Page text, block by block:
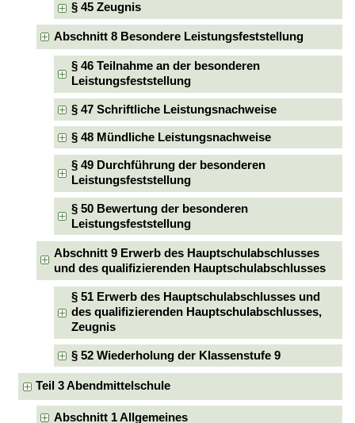
§ 45 Zeugnis
Abschnitt 8 Besondere Leistungsfeststellung
§ 46 Teilnahme an der besonderen
Leistungsfeststellung
§ 47 Schriftliche Leistungsnachweise
§ 48 Mündliche Leistungsnachweise
§ 49 Durchführung der besonderen
Leistungsfeststellung
§ 50 Bewertung der besonderen
Leistungsfeststellung
Abschnitt 9 Erwerb des Hauptschulabschlusses
und des qualifizierenden Hauptschulabschlusses
§ 51 Erwerb des Hauptschulabschlusses und
des qualifizierenden Hauptschulabschlusses,
Zeugnis
§ 52 Wiederholung der Klassenstufe 9
Teil 3 Abendmittelschule
Abschnitt 1 Allgemeines